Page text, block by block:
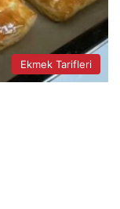
Ekmek Tarifleri